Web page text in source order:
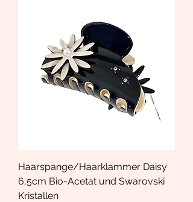
Haarspange/Haarklammer Daisy
6,5cm Bio-Acetat und Swarovski
Kristallen